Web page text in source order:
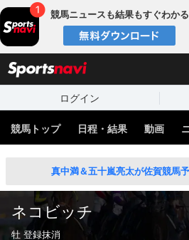
競馬ニュースも結果もすぐわかる
ログイン
競馬トップ 日程・結果 動画
真中満＆五十嵐亮太が佐賀競馬
ネコビッチ
牡 登録抹消